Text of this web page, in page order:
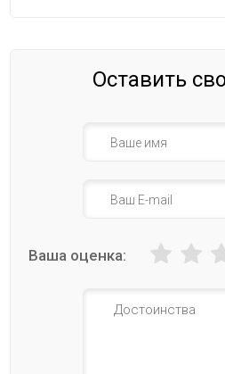
Оставить
Ваша оценка: